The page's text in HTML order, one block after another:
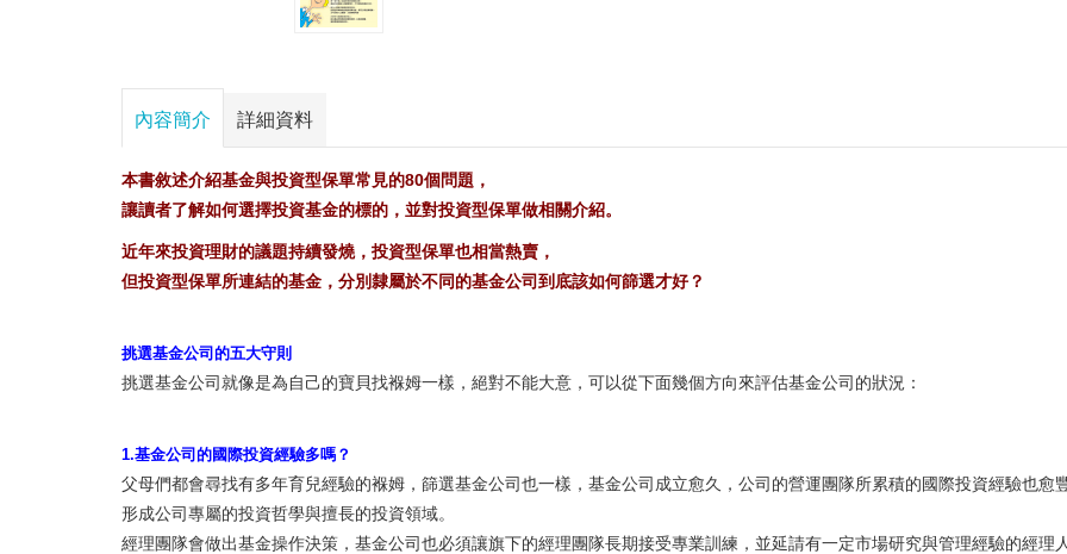
內容簡介 詳細資料
本書敘述介紹基金與投資型保單常見的80個問題，
讓讀者了解如何選擇投資基金的標的，並對投資型保單做相關介紹。
近年來投資理財的議題持續發燒，投資型保單也相當熱賣，
但投資型保單所連結的基金，分別隸屬於不同的基金公司到底該如何篩選才好？
挑選基金公司的五大守則
挑選基金公司就像是為自己的寶貝找褓姆一樣，絕對不能大意，可以從下面幾個方向來評估基金公司的狀況：
1.基金公司的國際投資經驗多嗎？
父母們都會尋找有多年育兒經驗的褓姆，篩選基金公司也一樣，基金公司成立愈久，公司的營運團隊所累積的國際投資經驗也愈
形成公司專屬的投資哲學與擅長的投資領域。
經理團隊會做出基金操作決策，基金公司也必須讓旗下的經理團隊長期接受專業訓練，並延請有一定市場研究與管理經驗的經理